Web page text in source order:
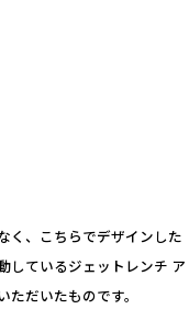
く、こちらでデザインした
しているジェットレンチ ア
だいたものです。